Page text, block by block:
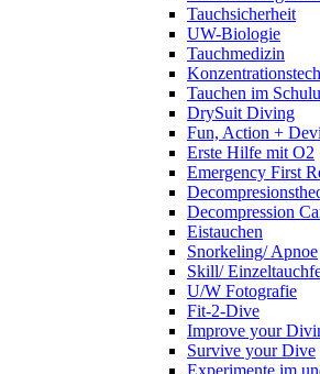
Tauchsicherheit
UW-Biologie
Tauchmedizin
Tauchen im
DrySuit Diving
Fun, Action +
Erste Hilfe mit O2
Emergency First
Decompression
Eistauchen
Snorkeling/ Apnoe
Skill/
U/W Fotografie
Fit-2-Dive
Improve your
Survive your Dive
Experimente im